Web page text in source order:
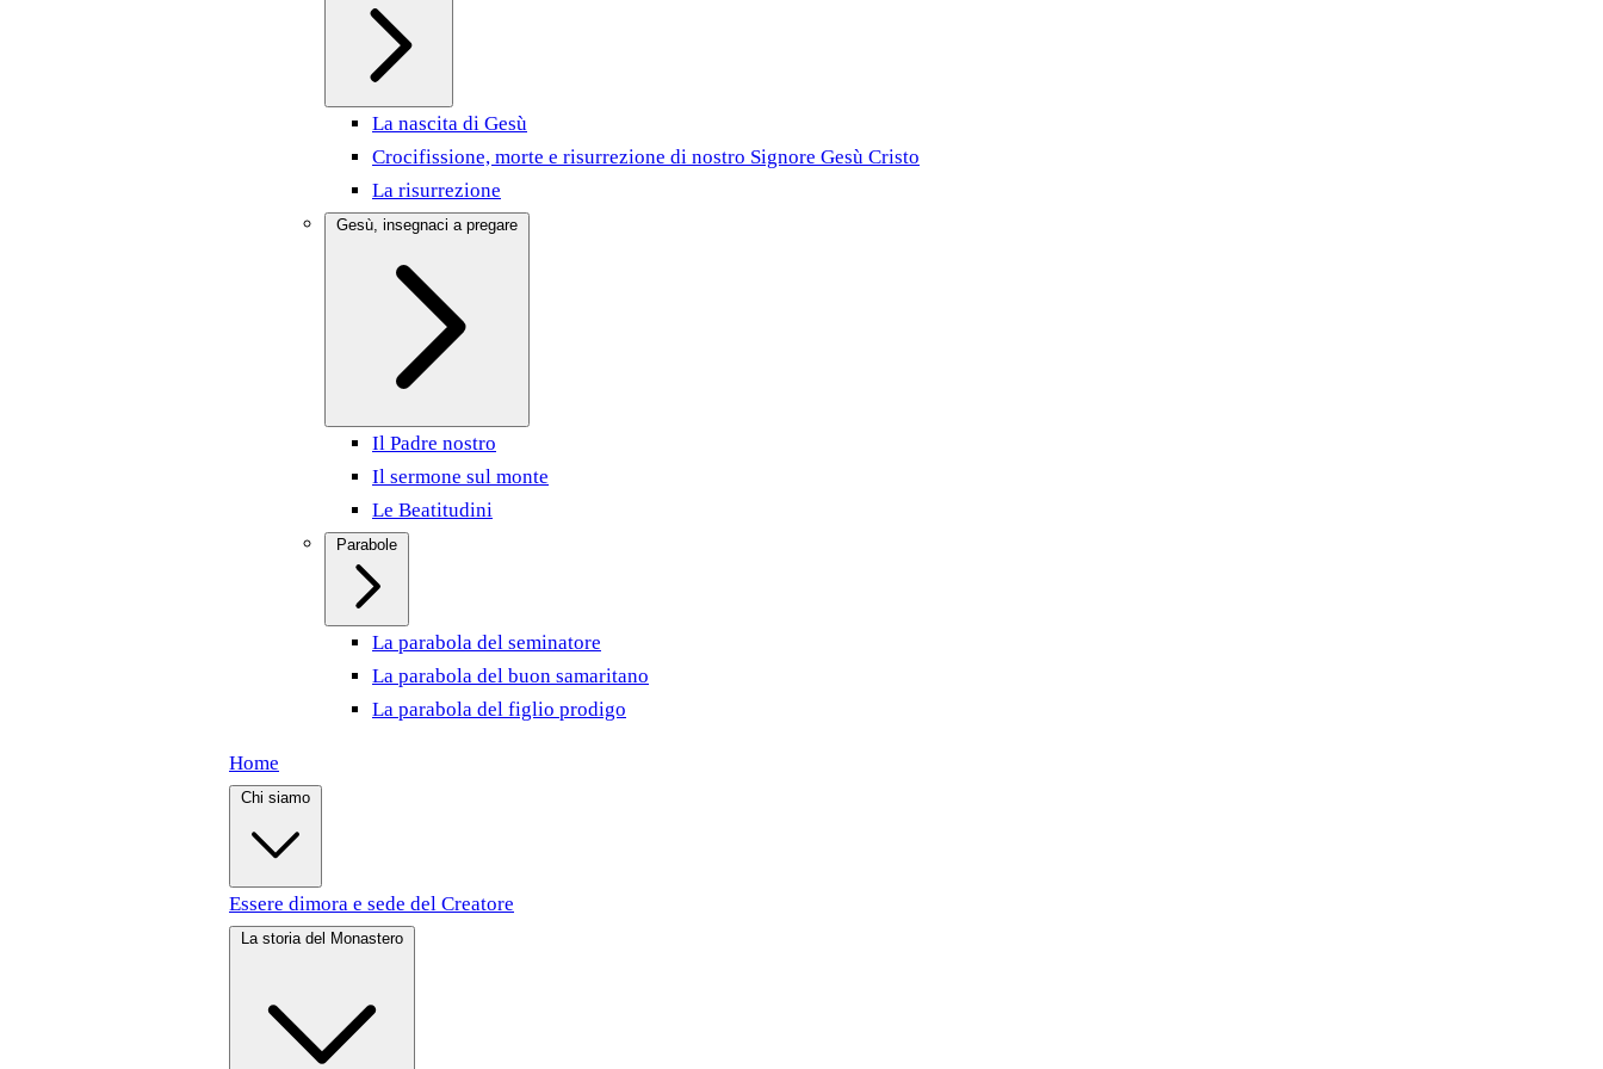
La nascita di Gesù
Crocifissione, morte e risurrezione di nostro Signore Gesù Cristo
La risurrezione
Il Padre nostro
Il sermone sul monte
Le Beatitudini
La parabola del seminatore
La parabola del buon samaritano
La parabola del figlio prodigo
Home
Essere dimora e sede del Creatore